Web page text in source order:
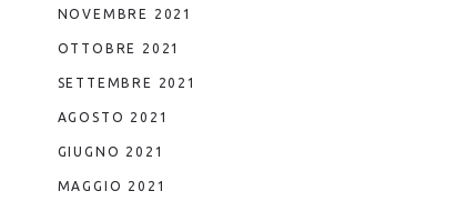
NOVEMBRE 2021
OTTOBRE 2021
SETTEMBRE 2021
AGOSTO 2021
GIUGNO 2021
MAGGIO 2021